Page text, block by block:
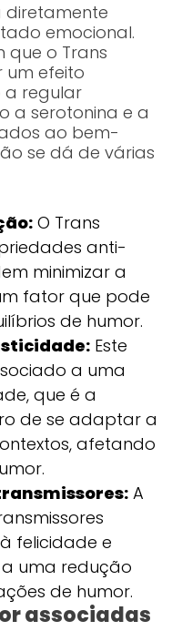
diretamente
emocional.
que o Trans
um efeito
a regular
a serotonina e a
ao bem-
se dá de várias
O Trans
anti-
minimizar a
fator que pode
de humor.
Este
a uma
que é a
de se adaptar a
afetando
A
felicidade e
uma redução
de humor.
associadas